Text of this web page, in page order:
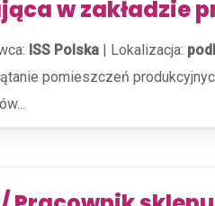
w zakładzie
ISS Polska | Lokalizacja:
pomieszczeń